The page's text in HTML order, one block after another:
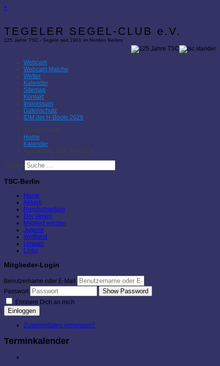
×
TEGELER SEGEL-CLUB e.V.
125 Jahre TSC - Segeln seit 1901 im Norden Berlins
Webcam
Webcam Malche
Wetter
Kalender
Sitemap
Kontakt
Impressum
Datenschutz
IDM der H-Boote 2026
Aktuelle Seite:
Home
Kalender
Ausbildung SBF See 2024
Suchen
TSC-Berlin
Home
Aktuell
Rundschreiben
Der Verein
Mitglied werden
Jugend
Wettfahrt
Umwelt
Links
Mitglieder-Login
Benutzername oder E-Mail
Passwort
Show Password
Erinnere Dich an mich
Einloggen
Zugangsdaten vergessen?
Terminkalender